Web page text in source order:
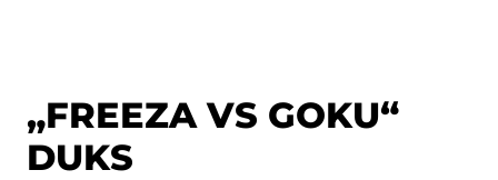
„FREEZA VS GOKU“
DUKS